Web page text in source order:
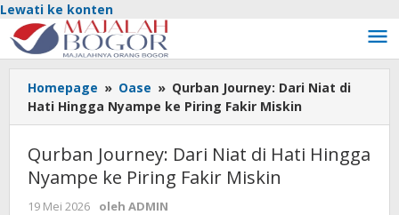
Lewati ke konten
Homepage » Oase » Qurban Journey: Dari Niat di
Hati Hingga Nyampe ke Piring Fakir Miskin
Qurban Journey: Dari Niat di Hati Hingga
Nyampe ke Piring Fakir Miskin
19 Mei 2026 oleh ADMIN